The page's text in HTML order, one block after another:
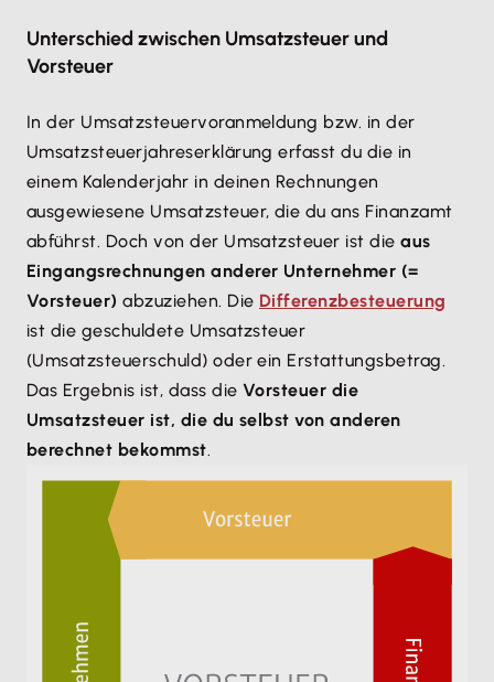
Unterschied zwischen Umsatzsteuer und
Vorsteuer
In der Umsatzsteuervoranmeldung bzw. in der
Umsatzsteuerjahreserklärung erfasst du die in
einem Kalenderjahr in deinen Rechnungen
ausgewiesene Umsatzsteuer, die du ans Finanzamt
abführst. Doch von der Umsatzsteuer ist dieaus
Eingangsrechnungen anderer Unternehmer (=
Vorsteuer)abzuziehen. Die Differenzbesteuerung
ist die geschuldete Umsatzsteuer
(Umsatzsteuerschuld) oder ein Erstattungsbetrag.
Das Ergebnis ist, dass die Vorsteuer die
Umsatzsteuer ist, die du selbst von anderen
berechnet bekommst.